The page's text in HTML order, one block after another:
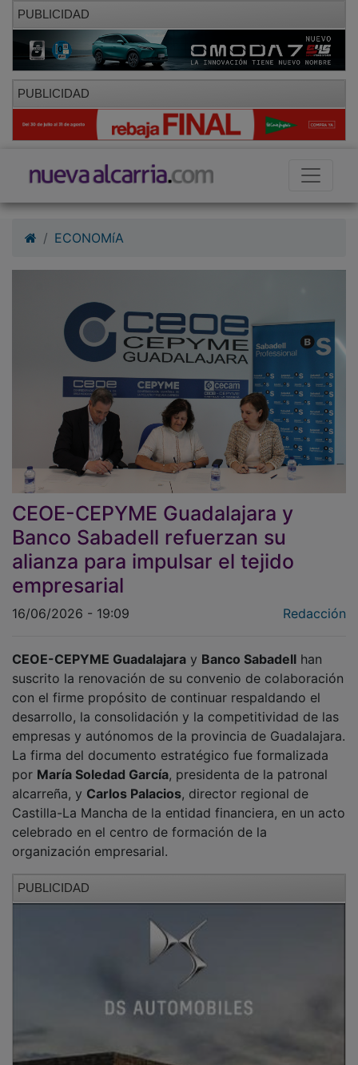
PUBLICIDAD
PUBLICIDAD
CEOE-CEPYME Guadalajara y
Banco Sabadell refuerzan su
alianza para impulsar el tejido
empresarial
16/06/2026 - 19:09
suscrito la renovación de su convenio de colaboración
con el firme propósito de continuar respaldando el
desarrollo, la consolidación y la competitividad de las
empresas y autónomos de la provincia de Guadalajara.
La firma del documento estratégico fue formalizada
porMaría Soledad García, presidenta de la patronal
alcarreña, yCarlos Palacios, director regional de
Castilla-La Mancha de la entidad financiera, en un acto
celebrado en el centro de formación de la
organización empresarial.